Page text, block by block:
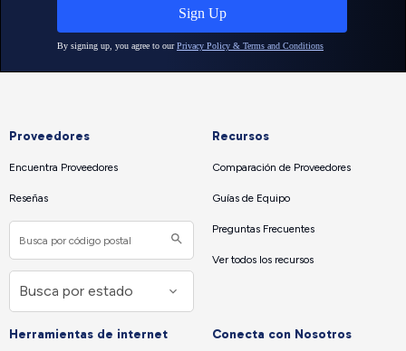
Proveedores
Encuentra Proveedores
Reseñas
Recursos
Comparación de Proveedores
Guías de Equipo
Preguntas Frecuentes
Ver todos los recursos
Herramientas de internet Conecta con Nosotros